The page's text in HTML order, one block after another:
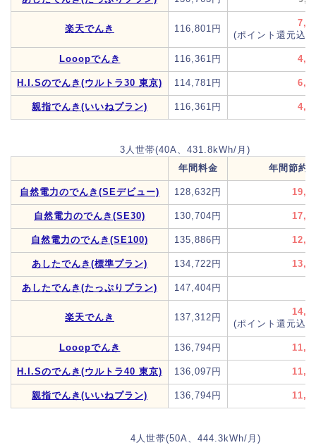
楽天でんき 116,801円
(ポイント還元込
Looopでんき 116,361円
H.I.Sのでんき(ウルトラ30 東京) 114,781円
親指でんき(いいねプラン) 116,361円
3人世帯(40A、431.8kWh/月)
年間料金
年間節約
自然電力のでんき(SEデビュー) 128,632円
自然電力のでんき(SE30) 130,704円
自然電力のでんき(SE100) 135,886円
あしたでんき(標準プラン) 134,722円
あしたでんき(たっぷりプラン) 147,404円
楽天でんき 137,312円
(ポイント還元込
Looopでんき 136,794円
H.I.Sのでんき(ウルトラ40 東京) 136,097円
親指でんき(いいねプラン) 136,794円
4人世帯(50A、444.3kWh/月)